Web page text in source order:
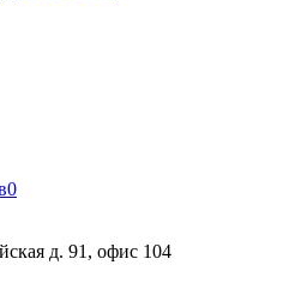
0
д. 91, офис 104